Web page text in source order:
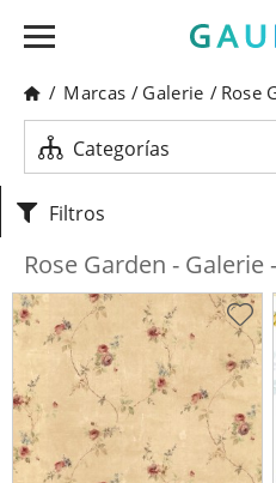
/ Marcas / Galerie / Rose
Categorías
Filtros
Rose Garden -